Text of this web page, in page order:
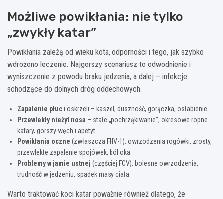
Możliwe powikłania: nie tylko
„zwykły katar”
Powikłania zależą od wieku kota, odporności i tego, jak szybko
wdrożono leczenie. Najgorszy scenariusz to odwodnienie i
wyniszczenie z powodu braku jedzenia, a dalej – infekcje
schodzące do dolnych dróg oddechowych.
Zapalenie płuci oskrzeli – kaszel, duszność, gorączka, osłabienie.
Przewlekły nieżyt nosa – stałe „pochrząkiwanie”, okresowe ropne
katary, gorszy węch i apetyt.
Powikłania oczne (zwłaszcza FHV-1): owrzodzenia rogówki, zrosty,
przewlekłe zapalenie spojówek, ból oka.
Problemy w jamie ustnej (częściej FCV): bolesne owrzodzenia,
trudność w jedzeniu, spadek masy ciała.
Warto traktować koci katar poważnie również dlatego, że